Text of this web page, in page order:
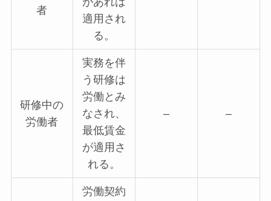
者
適用され
る。
研修中の
労働者
実務を伴
う研修は
労働とみ
なされ、
最低賃金
が適用さ
れる。
– –
労働契約